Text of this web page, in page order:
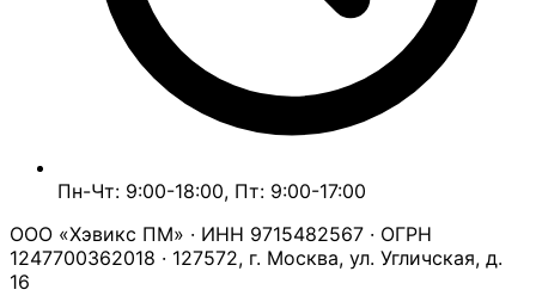
Пн-Чт: 9:00-18:00, Пт: 9:00-17:00
ООО «Хэвикс ПМ» · ИНН 9715482567 · ОГРН
1247700362018 · 127572, г. Москва, ул. Угличская, д.
16